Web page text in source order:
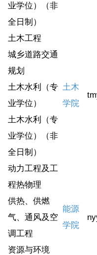
业学位）（非
全日制）
土木工程
城乡道路交通
规划
土木水利（专
业学位）
土木水利（专
业学位）（非
全日制）
土木
学院
动力工程及工
程热物理
供热、供燃
气、通风及空
调工程
资源与环境
能源
学院